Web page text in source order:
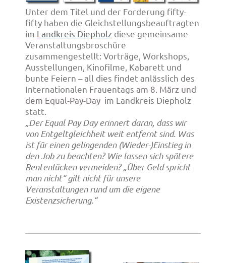
Unter dem Titel und der Forderung fifty-
fifty haben die Gleichstellungsbeauftragten
im Landkreis Diepholz diese gemeinsame
Veranstaltungsbroschüre
zusammengestellt: Vorträge, Workshops,
Ausstellungen, Kinofilme, Kabarett und
bunte Feiern – all dies findet anlässlich des
Internationalen Frauentags am 8. März und
dem Equal-Pay-Day im Landkreis Diepholz
statt.
„Der Equal Pay Day erinnert daran, dass wir
von Entgeltgleichheit weit entfernt sind. Was
ist für einen gelingenden (Wieder-)Einstieg in
den Job zu beachten? Wie lassen sich spätere
Rentenlücken vermeiden? „Über Geld spricht
man nicht“ gilt nicht für unsere
Veranstaltungen rund um die eigene
Existenzsicherung.“